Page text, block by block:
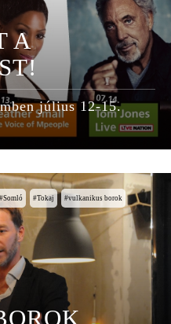
A
július 12-15.
Somló Tokaj vulkanikus borok